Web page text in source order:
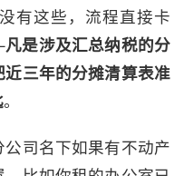
有这些，流程直接卡
凡是涉及汇总纳税的分
三年的分摊清算表准
。
司名下如果有不动产